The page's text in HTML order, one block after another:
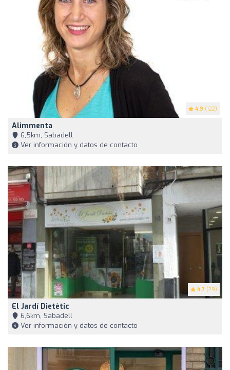
4.9 (122)
Alimmenta
6,5km, Sabadell
Ver información y datos de contacto
4.7 (29)
El Jardí Dietètic
6,6km, Sabadell
Ver información y datos de contacto